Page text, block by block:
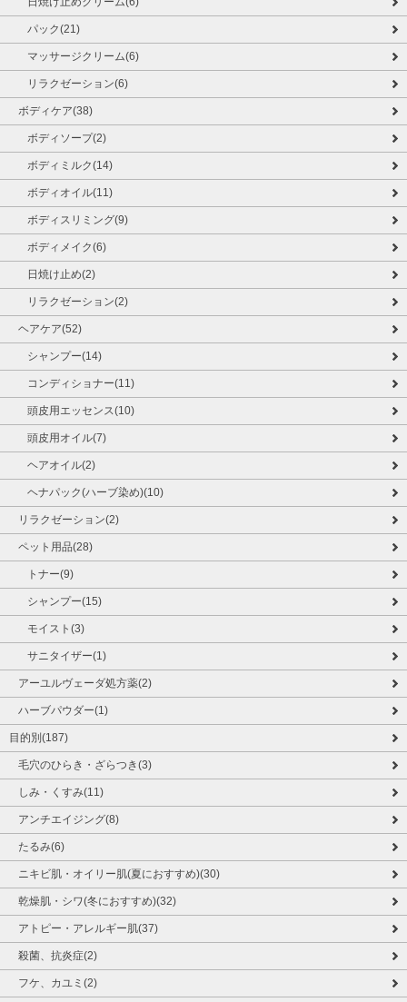
パック(21)
マッサージクリーム(6)
リラクゼーション(6)
ボディケア(38)
ボディソープ(2)
ボディミルク(14)
ボディオイル(11)
ボディスリミング(9)
ボディメイク(6)
日焼け止め(2)
リラクゼーション(2)
ヘアケア(52)
シャンプー(14)
コンディショナー(11)
頭皮用エッセンス(10)
頭皮用オイル(7)
ヘアオイル(2)
ヘナパック(ハーブ染め)(10)
リラクゼーション(2)
ペット用品(28)
トナー(9)
シャンプー(15)
モイスト(3)
サニタイザー(1)
アーユルヴェーダ処方薬(2)
ハーブパウダー(1)
目的別(187)
毛穴のひらき・ざらつき(3)
しみ・くすみ(11)
アンチエイジング(8)
たるみ(6)
ニキビ肌・オイリー肌(夏におすすめ)(30)
乾燥肌・シワ(冬におすすめ)(32)
アトピー・アレルギー肌(37)
殺菌、抗炎症(2)
フケ、カユミ(2)